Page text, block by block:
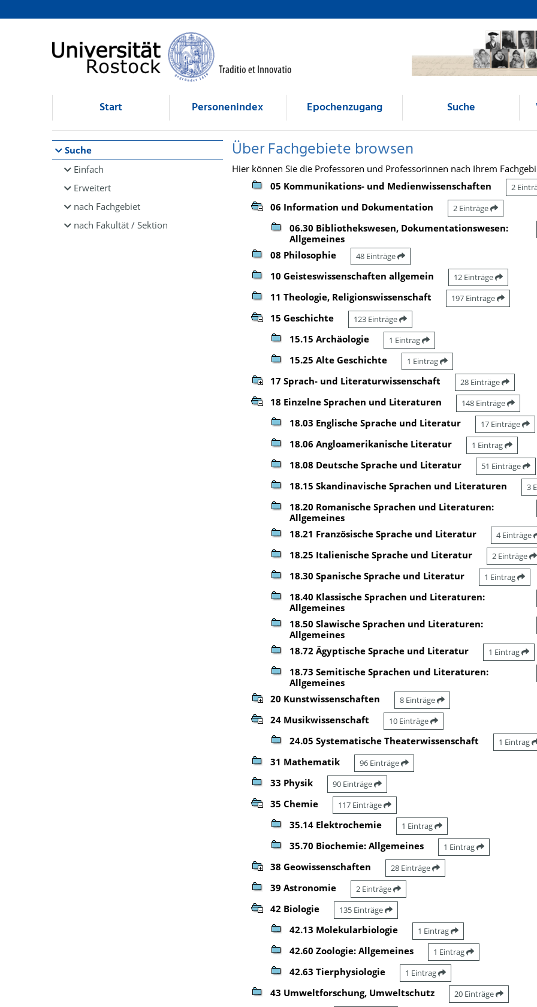
Browsen
direkt zum Inhalt
Start Personenindex Epochenzugang Suche
Suche
Einfach
Erweitert
nach Fachgebiet
nach Fakultät / Sektion
Über Fachgebiete browsen
Hier können Sie die Professoren und Professorinnen nach Ihrem
05 Kommunikations- und Medienwissenschaften
2
06 Information und Dokumentation 2 Einträge
06.30 Bibliothekswesen, Dokumentationswesen:
Allgemeines
08 Philosophie 48 Einträge
10 Geisteswissenschaften allgemein 12 Einträge
11 Theologie, Religionswissenschaft 197 Einträge
15 Geschichte 123 Einträge
15.15 Archäologie 1 Eintrag
15.25 Alte Geschichte 1 Eintrag
17 Sprach- und Literaturwissenschaft 28 Einträge
18 Einzelne Sprachen und Literaturen 148 Einträge
18.03 Englische Sprache und Literatur 17 Einträge
18.06 Angloamerikanische Literatur 1 Eintrag
18.08 Deutsche Sprache und Literatur 51 Einträge
18.15 Skandinavische Sprachen und Literaturen 3
18.20 Romanische Sprachen und Literaturen:
Allgemeines
18.21 Französische Sprache und Literatur 4 Einträge
18.25 Italienische Sprache und Literatur 2 Einträge
18.30 Spanische Sprache und Literatur 1 Eintrag
18.40 Klassische Sprachen und Literaturen:
Allgemeines
18.50 Slawische Sprachen und Literaturen:
Allgemeines
18.72 Ägyptische Sprache und Literatur 1 Eintrag
18.73 Semitische Sprachen und Literaturen:
Allgemeines
20 Kunstwissenschaften 8 Einträge
24 Musikwissenschaft 10 Einträge
24.05 Systematische Theaterwissenschaft 1 Eintrag
31 Mathematik 96 Einträge
33 Physik 90 Einträge
35 Chemie 117 Einträge
35.14 Elektrochemie 1 Eintrag
35.70 Biochemie: Allgemeines 1 Eintrag
38 Geowissenschaften 28 Einträge
39 Astronomie 2 Einträge
42 Biologie 135 Einträge
42.13 Molekularbiologie 1 Eintrag
42.60 Zoologie: Allgemeines 1 Eintrag
42.63 Tierphysiologie 1 Eintrag
43 Umweltforschung, Umweltschutz 20 Einträge